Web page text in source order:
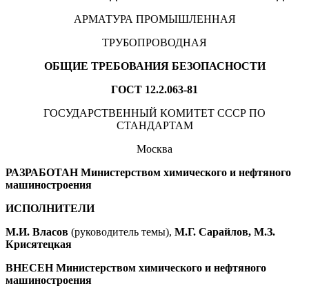
АРМАТУРА ПРОМЫШЛЕННАЯ
ТРУБОПРОВОДНАЯ
ОБЩИЕ ТРЕБОВАНИЯ БЕЗОПАСНОСТИ
ГОСТ 12.2.063-81
ГОСУДАРСТВЕННЫЙ КОМИТЕТ СССР ПО
СТАНДАРТАМ
Москва
РАЗРАБОТАН Министерством химического и нефтяного
машиностроения
ИСПОЛНИТЕЛИ
М.И. Власов (руководитель темы), М.Г. Сарайлов, М.З.
Крисятецкая
ВНЕСЕН Министерством химического и нефтяного
машиностроения